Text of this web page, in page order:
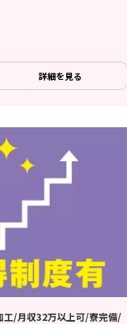
詳細を見る
工/月収32万以上可/寮完備/